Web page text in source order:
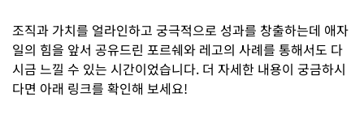
조직과 가치를 얼라인하고 궁극적으로 성과를 창출하는데 애자
일의 힘을 앞서 공유드린 포르쉐와 레고의 사례를 통해서도 다
시금 느낄 수 있는 시간이었습니다. 더 자세한 내용이 궁금하시
다면 아래 링크를 확인해 보세요!